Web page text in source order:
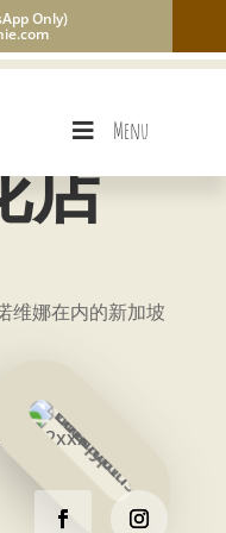
Only)
Menu
店
维娜在内的新加坡
22xxxx，